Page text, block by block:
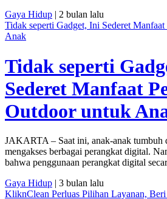
Gaya Hidup | 2 bulan lalu
Tidak seperti Gadget, Ini Sederet
Anak
Tidak seperti
Sederet Manfaat
Outdoor untuk
JAKARTA – Saat ini, anak-anak tumbuh
mengakses berbagai perangkat digital.
bahwa penggunaan perangkat digital
Gaya Hidup | 3 bulan lalu
KliknClean Perluas Pilihan Layanan,